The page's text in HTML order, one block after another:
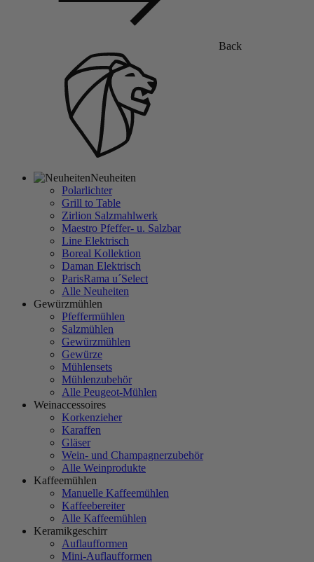
Back
Neuheiten
Polarlichter
Grill to Table
Zirlion Salzmahlwerk
Maestro Pfeffer- u. Salzbar
Line Elektrisch
Boreal Kollektion
Daman Elektrisch
ParisRama u´Select
Alle Neuheiten
Gewürzmühlen
Pfeffermühlen
Salzmühlen
Gewürzmühlen
Gewürze
Mühlensets
Mühlenzubehör
Alle Peugeot-Mühlen
Weinaccessoires
Korkenzieher
Karaffen
Gläser
Wein- und Champagnerzubehör
Alle Weinprodukte
Kaffeemühlen
Manuelle Kaffeemühlen
Kaffeebereiter
Alle Kaffeemühlen
Keramikgeschirr
Auflaufformen
Mini-Auflaufformen